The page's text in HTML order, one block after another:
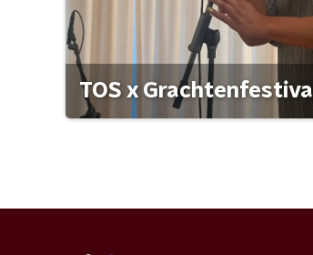
TOS x Grachtenfestival